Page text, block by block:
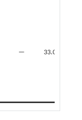
— 33.0~51.0